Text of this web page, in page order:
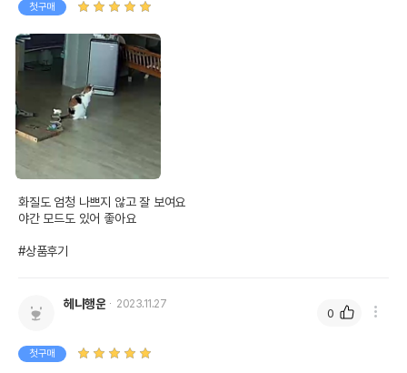
첫구매
화질도 엄청 나쁘지 않고 잘 보여요
야간 모드도 있어 좋아요
#상품후기
헤니행운 2023.11.27
첫구매
0